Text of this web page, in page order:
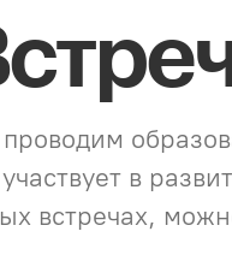
участвует в
встречах,